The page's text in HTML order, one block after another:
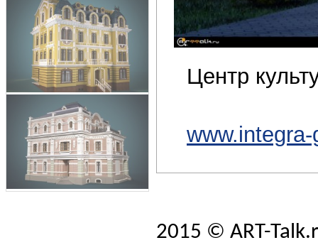
Центр
2015 © ART-